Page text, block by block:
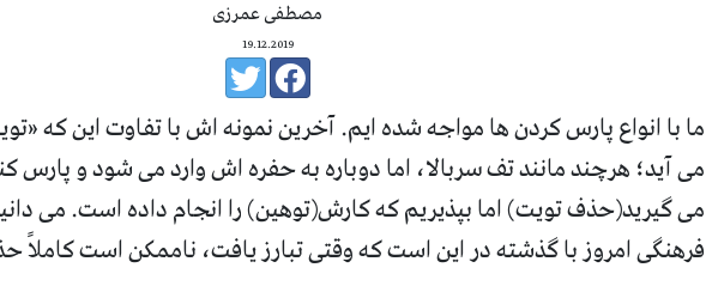
مصطفی عمرزی
19.12.2019
ما با انواع پارس کردن ها مواجه شده ایم.آخرین نمونه اش با تفاوت این که«
می آید؛ هرچند مانند تف سربالا، اما دوباره به حفره اش وارد می شود و
می گیرید(حذف تویت)اما بپذیریم که کارش(توهین)را انجام داده است.می
فرهنگی امروز با گذشته در این است که وقتی تبارز یافت، ناممکن است